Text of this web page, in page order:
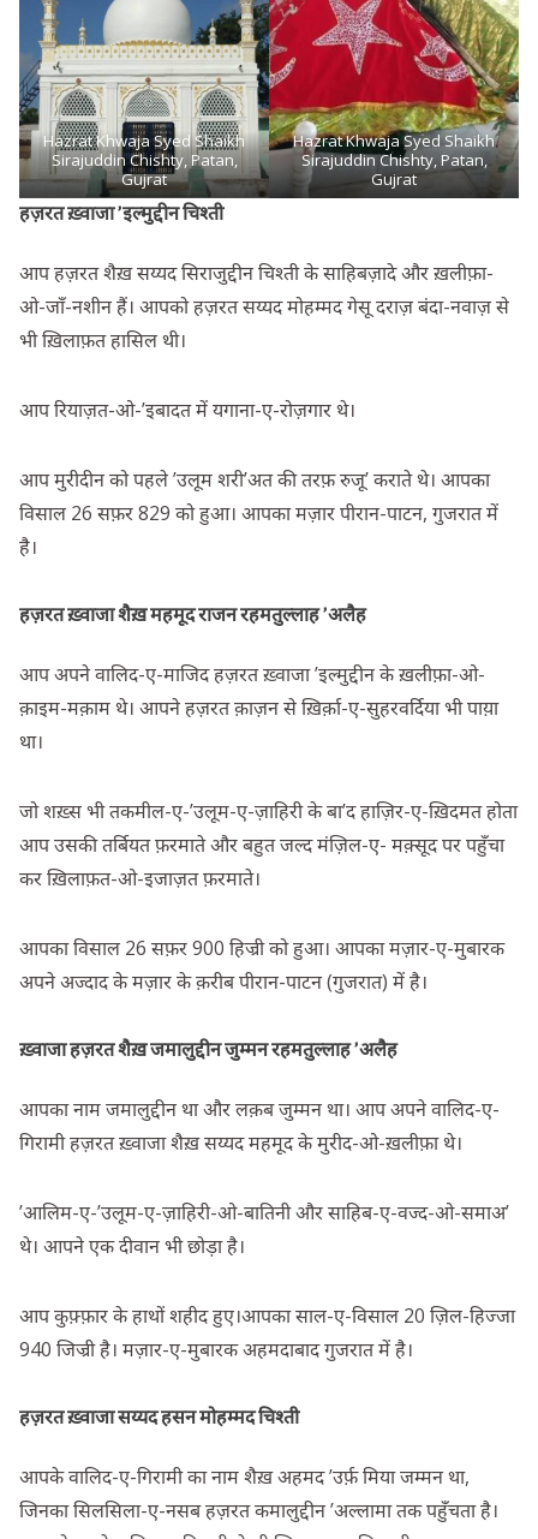
Hazrat Khwaja Syed Shaikh
Sirajuddin Chishty, Patan,
Gujrat
Hazrat Khwaja Syed Shaikh
Sirajuddin Chishty, Patan,
Gujrat
हज़रत ख़्वाजा ’इल्मुद्दीन चिश्ती
आप हज़रत शैख़ सय्यद सिराजुद्दीन चिश्ती के साहिबज़ादे और ख़लीफ़ा-
ओ-जाँ-नशीन हैं। आपको हज़रत सय्यद मोहम्मद गेसू दराज़ बंदा-नवाज़ से
भी ख़िलाफ़त हासिल थी।
आप रियाज़त-ओ-’इबादत में यगाना-ए-रोज़गार थे।
आप मुरीदीन को पहले ’उलूम शरी’अत की तरफ़ रुजू’ कराते थे। आपका
विसाल 26 सफ़र 829 को हुआ। आपका मज़ार पीरान-पाटन, गुजरात में
है।
हज़रत ख़्वाजा शैख़ महमूद राजन रहमतुल्लाह ’अलैह
आप अपने वालिद-ए-माजिद हज़रत ख़्वाजा ’इल्मुद्दीन के ख़लीफ़ा-ओ-
क़ाइम-मक़ाम थे। आपने हज़रत क़ाज़न से ख़िर्क़ा-ए-सुहरवर्दिया भी पाय़ा
था।
जो शख़्स भी तकमील-ए-’उलूम-ए-ज़ाहिरी के बा’द हाज़िर-ए-ख़िदमत होता
आप उसकी तर्बियत फ़रमाते और बहुत जल्द मंज़िल-ए- मक़्सूद पर पहुँचा
कर ख़िलाफ़त-ओ-इजाज़त फ़रमाते।
आपका विसाल 26 सफ़र 900 हिज्री को हुआ। आपका मज़ार-ए-मुबारक
अपने अज्दाद के मज़ार के क़रीब पीरान-पाटन (गुजरात) में है।
ख़्वाजा हज़रत शैख़ जमालुद्दीन जुम्मन रहमतुल्लाह ’अलैह
आपका नाम जमालुद्दीन था और लक़ब जुम्मन था। आप अपने वालिद-ए-
गिरामी हज़रत ख़्वाजा शैख़ सय्यद महमूद के मुरीद-ओ-ख़लीफ़ा थे।
’आलिम-ए-’उलूम-ए-ज़ाहिरी-ओ-बातिनी और साहिब-ए-वज्द-ओ-समाअ’
थे। आपने एक दीवान भी छोड़ा है।
आप कुफ़्फ़ार के हाथों शहीद हुए।आपका साल-ए-विसाल 20 ज़िल-हिज्जा
940 जिज्री है। मज़ार-ए-मुबारक अहमदाबाद गुजरात में है।
हज़रत ख़्वाजा सय्यद हसन मोहम्मद चिश्ती
आपके वालिद-ए-गिरामी का नाम शैख़ अहमद ’उर्फ़ मिया जम्मन था,
जिनका सिलसिला-ए-नसब हज़रत कमालुद्दीन ’अल्लामा तक पहुँचता है।